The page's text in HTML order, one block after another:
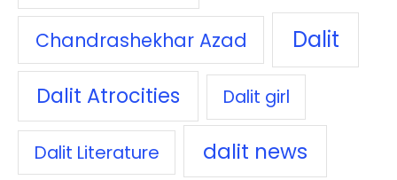
Chandrashekhar Azad Dalit
Dalit Atrocities Dalit girl
Dalit Literature dalit news